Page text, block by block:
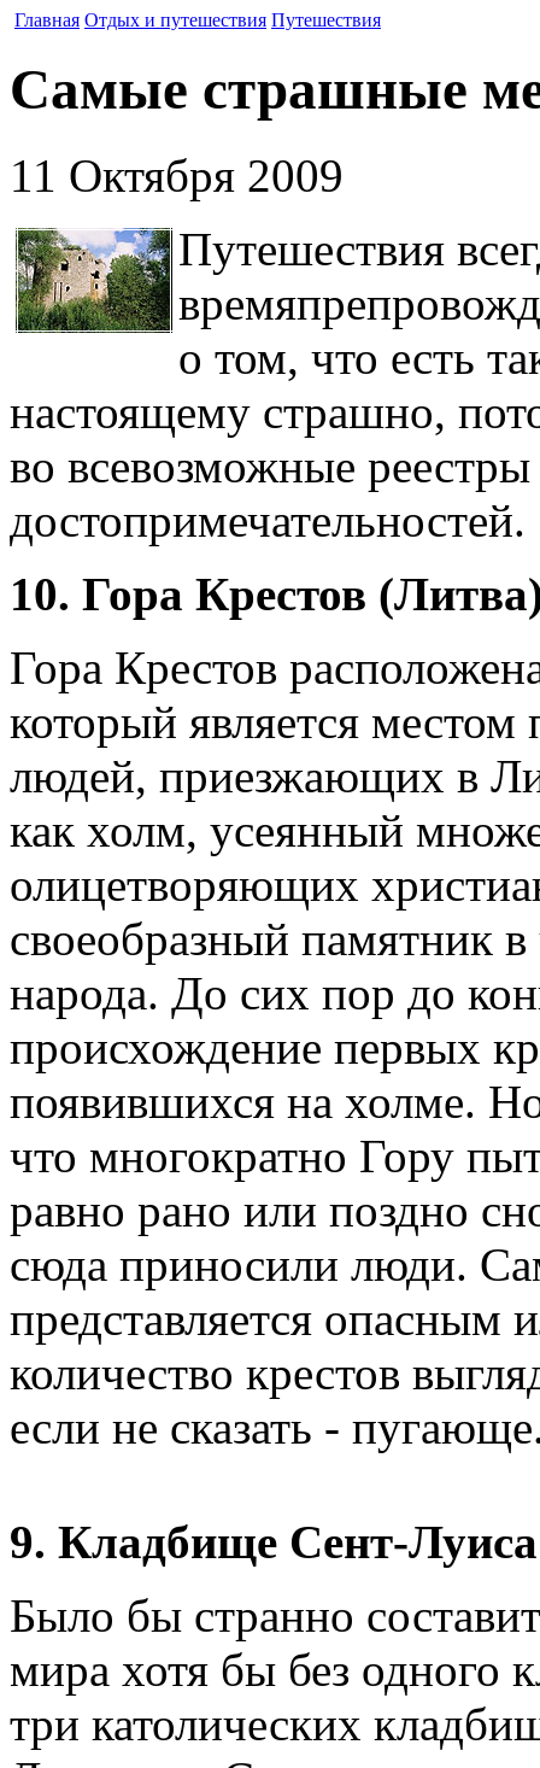
Главная Отдых и путешествия Путешествия
Самые страшные
11 Октября 2009
Путешествия
о том, что есть
настоящему страшно,
во всевозможные
достопримечательностей.
10. Гора Крестов
Гора Крестов
который является
людей, приезжающих в
как холм, усеянный
олицетворяющих
своеобразный памятник в
народа. До сих пор до
происхождение первых
появившихся на холме.
что многократно Гору
равно рано или поздно
сюда приносили люди.
представляется
количество крестов
если не сказать -
9. Кладбище Сент-
Было бы странно
мира хотя бы без одного
три католических